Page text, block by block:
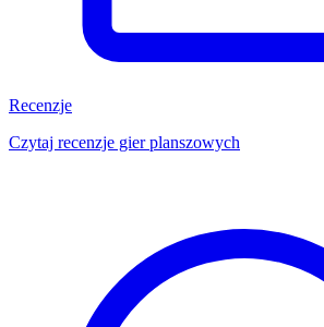
Recenzje
Czytaj recenzje gier planszowych